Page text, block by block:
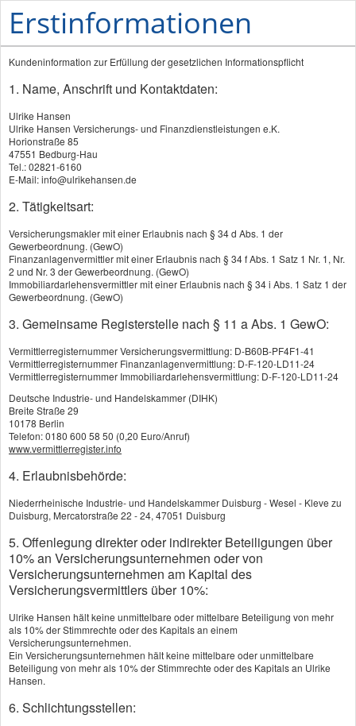
PRODUKTE
Schwere Krankheiten
Auslandskrankenversicherung
Gesetzliche Krankenversicherung
Krankenhaustagegeld
Private Krankenversicherung
Zahnzusatzversicherung
Krankenzusatzversicherung
individuellen Absicherung
Private Krankenzusatzversicherungen
Gesundheitsversorgung gezielt zu verbessern –
sei es durch besseren Zahnersatz, mehr
Komfort im Krankenhaus oder finanzielle
Sicherheit im Pflegefall.
Da die Leistungen und Tarife stark variieren,
lohnt sich eine professionelle Beratung, um
eine passende und preislich sinnvolle
Zusatzversicherung zu finden. Eine sorgfältige
Erstinformationen
Kundeninformation zur Erfüllung der gesetzlichen Informationspflicht
1. Name, Anschrift und Kontaktdaten:
Ulrike Hansen
Ulrike Hansen Versicherungs- und Finanzdienstleistungen e.K.
Horionstraße 85
47551 Bedburg-Hau
Tel.: 02821-6160
E-Mail: info@ulrikehansen.de
2. Tätigkeitsart:
Versicherungsmakler mit einer Erlaubnis nach § 34 d Abs. 1 der
Gewerbeordnung. (GewO)
Finanzanlagenvermittler mit einer Erlaubnis nach § 34 f Abs. 1 Satz 1 Nr. 1, Nr.
2 und Nr. 3 der Gewerbeordnung. (GewO)
Immobiliardarlehensvermittler mit einer Erlaubnis nach § 34 i Abs. 1 Satz 1 der
Gewerbeordnung. (GewO)
3. Gemeinsame Registerstelle nach § 11 a Abs. 1 GewO:
Vermittlerregisternummer Versicherungsvermittlung: D-B60B-PF4F1-41
Vermittlerregisternummer Finanzanlagenvermittlung: D-F-120-LD11-24
Vermittlerregisternummer Immobiliardarlehensvermittlung: D-F-120-LD11-24
Deutsche Industrie- und Handelskammer (DIHK)
Breite Straße 29
10178 Berlin
Telefon: 0180 600 58 50 (0,20 Euro/Anruf)
www.vermittlerregister.info
4. Erlaubnisbehörde:
Niederrheinische Industrie- und Handelskammer Duisburg - Wesel - Kleve zu
Duisburg, Mercatorstraße 22 - 24, 47051 Duisburg
5. Offenlegung direkter oder indirekter Beteiligungen über
10% an Versicherungsunternehmen oder von
Versicherungsunternehmen am Kapital des
Versicherungsvermittlers über 10%:
Ulrike Hansen hält keine unmittelbare oder mittelbare Beteiligung von mehr
als 10% der Stimmrechte oder des Kapitals an einem
Versicherungsunternehmen.
Ein Versicherungsunternehmen hält keine mittelbare oder unmittelbare
Beteiligung von mehr als 10% der Stimmrechte oder des Kapitals an Ulrike
Hansen.
6. Schlichtungsstellen: